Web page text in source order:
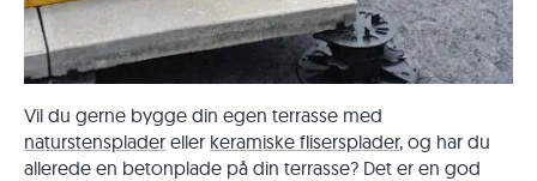
Vil du gerne bygge din egen terrasse med
naturstensplader eller keramiske flisersplader, og har du
allerede en betonplade på din terrasse? Det er en god